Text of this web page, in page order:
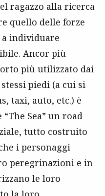
ragazzo alla ricerca
quello delle forze
a individuare
Ancor più
più utilizzato dai
piedi (a cui si
taxi, auto, etc.) è
Sea” un road
tutto costruito
i personaggi
peregrinazioni e in
le loro